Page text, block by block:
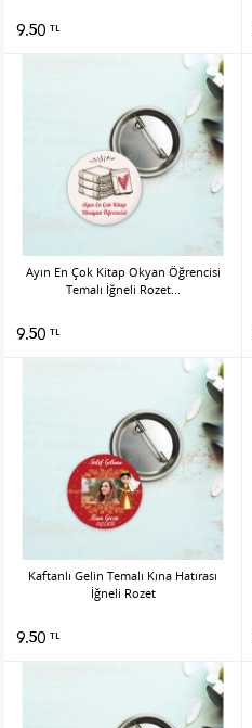
9.50 TL
Ayın En Çok Kitap Okyan Öğrencisi
Temalı İğneli Rozet...
9.50 TL
Kaftanlı Gelin Temalı Kına Hatırası
İğneli Rozet
9.50 TL